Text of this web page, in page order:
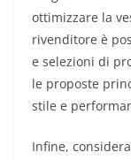
ottimizzare la
rivenditore è
e selezioni di
le proposte
stile e
Infine,